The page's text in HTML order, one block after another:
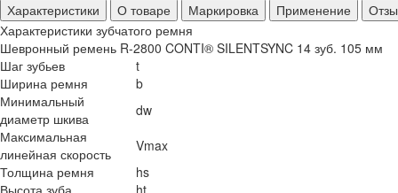
Характеристики
О товаре Маркировка Применение
Характеристики зубчатого ремня
Шевронный ремень R-2800 CONTI® SILENTSYNC 14 зуб. 105 мм
Шаг зубьев
t
Ширина ремня
b
Минимальный
диаметр шкива
dw
Максимальная
линейная скорость
Vmax
Толщина ремня
hs
Высота зуба
ht